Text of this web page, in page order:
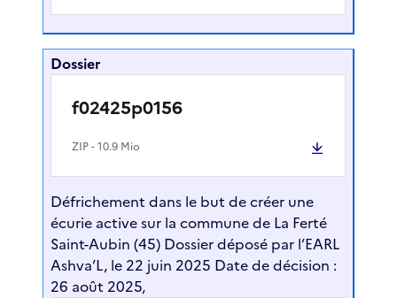
Dossier
f02425p0156
ZIP- 10.9 Mio
Défrichement dans le but de créer une
écurie active sur la commune de La Ferté
Saint-Aubin (45) Dossier déposé par l’EARL
Ashva’L, le 22 juin 2025 Date de décision :
26 août 2025,